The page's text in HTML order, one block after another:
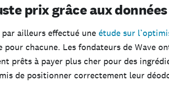
prix grâce aux données
ailleurs effectué une étude sur
pour chacune. Les fondateurs de Wave
prêts à payer plus cher pour des
de positionner correctement leur